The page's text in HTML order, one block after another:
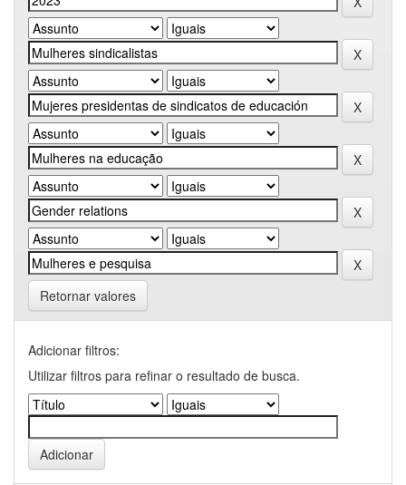
Retornar valores
Adicionar filtros:
Utilizar filtros para refinar o resultado de busca.